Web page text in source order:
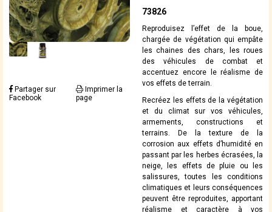
Techniques,
trucs et
astuces
Vidéos
Partager sur
Facebook
Imprimer la
page
73826
Reproduisez l’effet de la boue,
chargée de végétation qui empâte
les chaines des chars, les roues
des véhicules de combat et
accentuez encore le réalisme de
vos effets de terrain.
Recréez les effets de la végétation
et du climat sur vos véhicules,
armements, constructions et
terrains. De la texture de la
corrosion aux effets d’humidité en
passant par les herbes écrasées, la
neige, les effets de pluie ou les
salissures, toutes les conditions
climatiques et leurs conséquences
peuvent être reproduites, apportant
réalisme et caractère à vos